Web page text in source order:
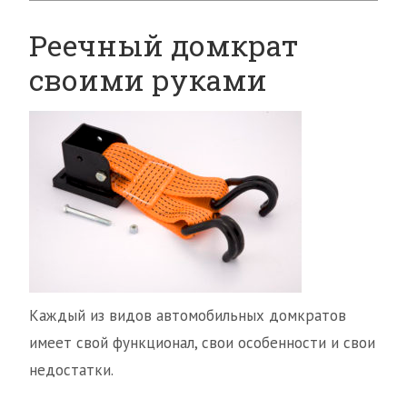
Реечный домкрат
своими руками
Каждый из видов автомобильных домкратов
имеет свой функционал, свои особенности и свои
недостатки.